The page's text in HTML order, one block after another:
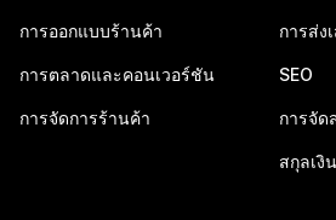
การออกแบบร้านค้า
การตลาดและคอนเวอร์ชัน
การจัดการร้านค้า
การส่ง
SEO
การจัด
สกุลเงิ